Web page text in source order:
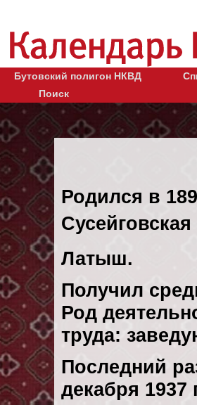
Бутовский полигон НКВД
Поиск
Родился в
Латыш.
Получил
Род
труда:
Последний
декaбря 1937